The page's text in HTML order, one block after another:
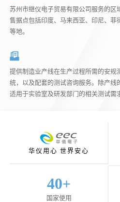
苏州市继仪电子贸易有限公司服务的区
售据点包括印度、马来西亚、印尼、菲
等地。
提供制造业产线在生产过程所需的安规
统，以及配套的测试咨询服务。除产线
适用于实验室及研发部门的相关测试需
华仪用心 世界安心
40+
国家使用